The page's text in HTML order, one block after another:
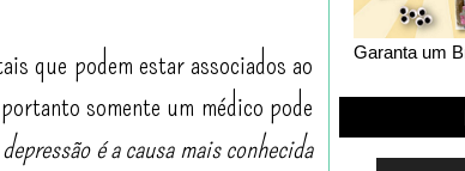
que podem estar associados ao
somente um médico pode
é a causa mais conhecida
Garanta um